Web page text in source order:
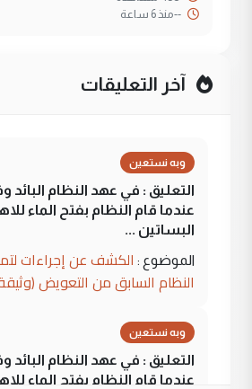
--منذ 6 ساعة
آخر التعليقات
وبه نستعين
عندما قام النظام بفتح الماء
البساتين ...
الموضوع : الكشف عن إجراءات
النظام السابق من التعويض
وبه نستعين
عندما قام النظام بفتح الماء